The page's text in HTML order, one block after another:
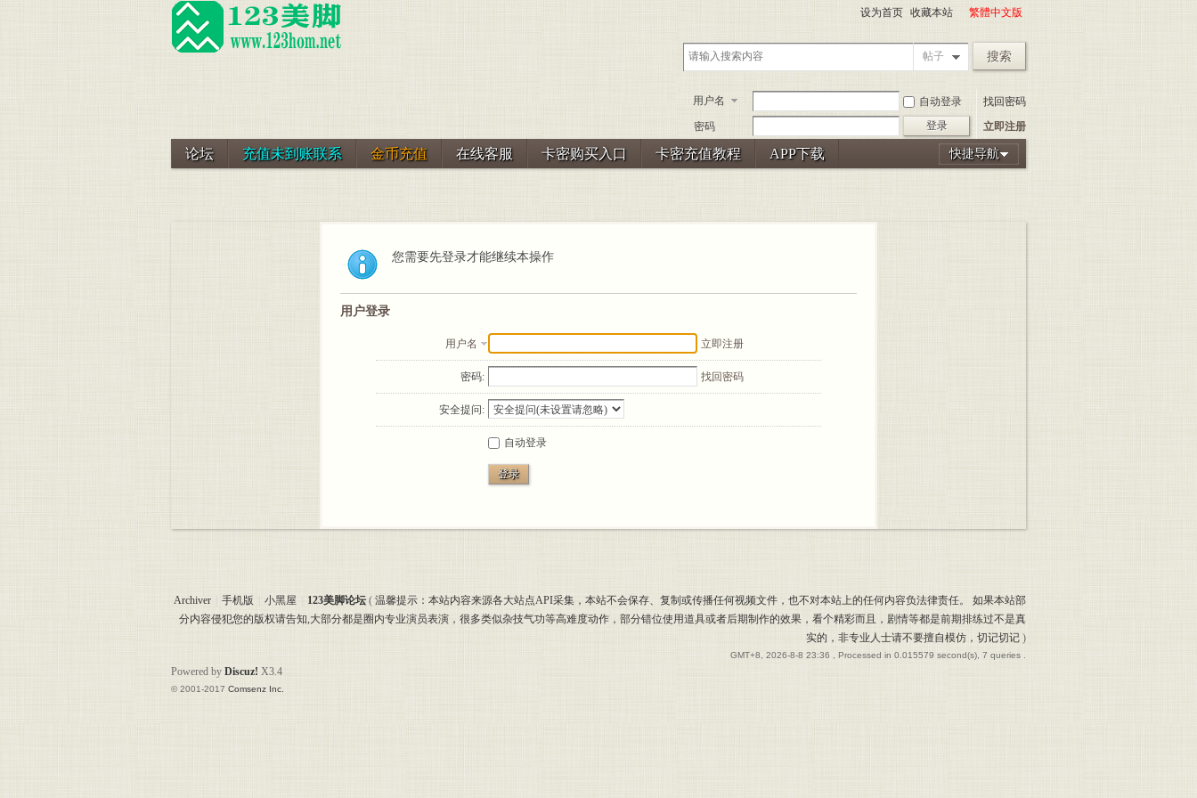
设为首页 收藏本站 繁體中文版
帖子 搜索
用户名 自动登录
找回密码
密码
登录 立即注册
快捷导航
论坛 充值未到账联系 金币充值 在线客服 卡密购买入口 卡密充值教程 APP下载
您需要先登录才能继续本操作
用户登录
用户名 立即注册
密码: 找回密码
安全提问:
自动登录
登录
Archiver 手机版 小黑屋 123美脚论坛 ( 温馨提示：本站内容来源各大站点API采集，本站不会保存、复制或传播任何视频文件，也不对本站上的任何内容负法律责任。 如果本站部
分内容侵犯您的版权请告知,大部分都是圈内专业演员表演，很多类似杂技气功等高难度动作，部分错位使用道具或者后期制作的效果，看个精彩而且，剧情等都是前期排练过不是真
实的，非专业人士请不要擅自模仿，切记切记 )
GMT+8, 2026-8-8 23:36 , Processed in 0.015579 second(s), 7 queries .
Powered by Discuz! X3.4
© 2001-2017 Comsenz Inc.